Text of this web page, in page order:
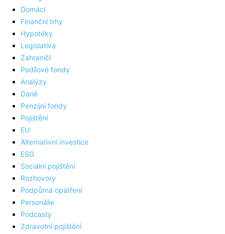
Domácí
Finanční trhy
Hypotéky
Legislativa
Zahraničí
Podílové fondy
Analýzy
Daně
Penzijní fondy
Pojištění
EU
Alternativní investice
ESG
Sociální pojištění
Rozhovory
Podpůrná opatření
Personálie
Podcasty
Zdravotní pojištění